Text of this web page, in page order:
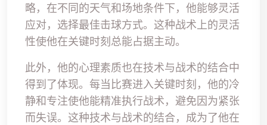
略，在不同的天气和场地条件下，他能够灵活
应对，选择最佳击球方式。这种战术上的灵活
性使他在关键时刻总能占据主动。
此外，他的心理素质也在技术与战术的结合中
得到了体现。每当比赛进入关键时刻，他的冷
静和专注使他能精准执行战术，避免因为紧张
而失误。这种技术与战术的结合，成为了他在